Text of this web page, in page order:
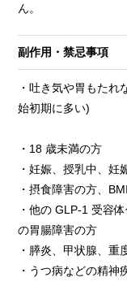
ん。
副作用・禁忌事項
・吐き気や胃もた
始初期に多い)
・18 歳未満の方
・妊娠、授乳中、妊
・摂食障害の方、
・他の GLP-1 受容
の胃腸障害の方
・膵炎、甲状腺、
・うつ病などの精神